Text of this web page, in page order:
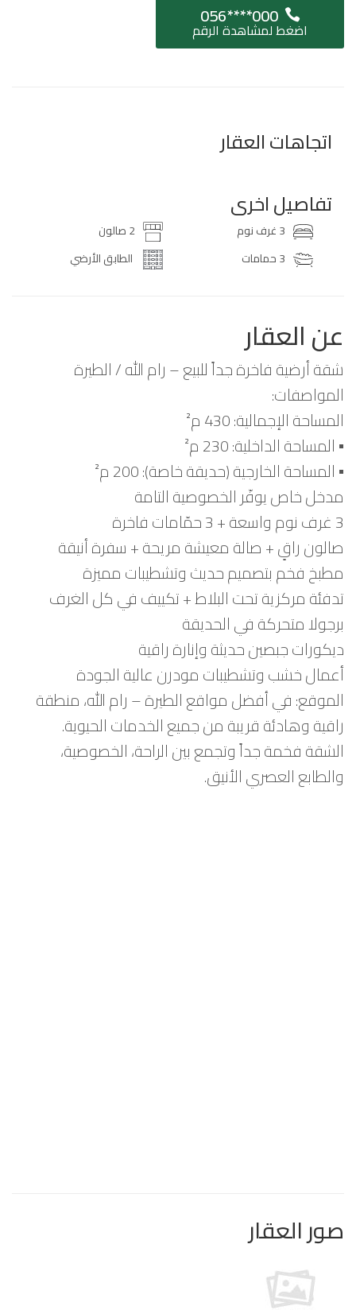
056****000
اضغط لمشاهدة الرقم
اتجاهات العقار
تفاصيل اخرى
3 غرف نوم
3 حمامات
2 صالون
الطابق الأرضي
عن العقار
شقة أرضية فاخرة جداً للبيع – رام الله / الطيرة
المواصفات:
المساحة الإجمالية: 430 م²
▪️ المساحة الداخلية: 230 م²
▪️ المساحة الخارجية (حديقة خاصة): 200 م²
مدخل خاص يوفّر الخصوصية التامة
3 غرف نوم واسعة + 3 حمّامات فاخرة
صالون راقٍ + صالة معيشة مريحة + سفرة أنيقة
مطبخ فخم بتصميم حديث وتشطيبات مميزة
تدفئة مركزية تحت البلاط + تكييف في كل الغرف
برجولا متحركة في الحديقة
ديكورات جبصين حديثة وإنارة راقية
أعمال خشب وتشطيبات مودرن عالية الجودة
الموقع: في أفضل مواقع الطيرة – رام الله، منطقة
راقية وهادئة قريبة من جميع الخدمات الحيوية.
الشقة فخمة جداً وتجمع بين الراحة، الخصوصية،
والطابع العصري الأنيق.
صور العقار